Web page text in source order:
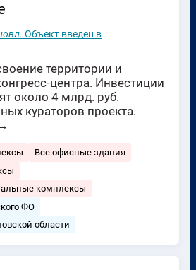
Объект введен в
территории и
центра. Инвестиции
около 4 млрд. руб.
кураторов проекта.
Все офисные здания
комплексы
ФО
области